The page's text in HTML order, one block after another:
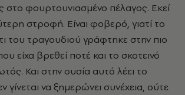
στο φουρτουνιασμένο πέλαγος. Εκεί
στροφή. Είναι φοβερό, γιατί το
του τραγουδιού γράφτηκε στην πιο
είχα βρεθεί ποτέ και το σκοτεινό
Και στην ουσία αυτό λέει το
γίνεται να ξημερώνει συνέχεια, ούτε